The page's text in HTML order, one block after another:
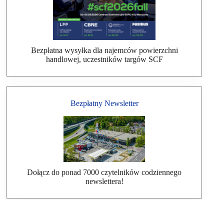
Bezpłatna wysyłka dla najemców powierzchni
handlowej, uczestników targów SCF
Bezpłatny Newsletter
Dołącz do ponad 7000 czytelników codziennego
newslettera!